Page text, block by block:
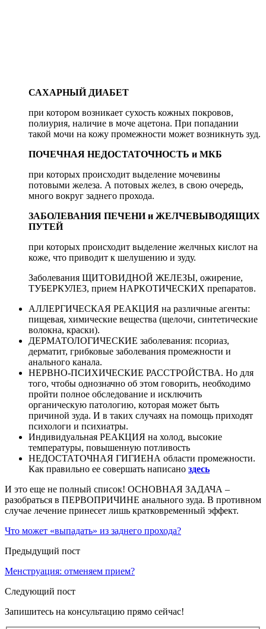
САХАРНЫЙ ДИАБЕТ
при котором возникает сухость кожных покровов,
полиурия, наличие в моче ацетона. При попадании
такой мочи на кожу промежности может возникнуть зуд.
ПОЧЕЧНАЯ НЕДОСТАТОЧНОСТЬ и МКБ
при которых происходит выделение мочевины
потовыми железа. А потовых желез, в свою очередь,
много вокруг заднего прохода.
ЗАБОЛЕВАНИЯ ПЕЧЕНИ и ЖЕЛЧЕВЫВОДЯЩИХ
ПУТЕЙ
при которых происходит выделение желчных кислот на
коже, что приводит к шелушению и зуду.
Заболевания ЩИТОВИДНОЙ ЖЕЛЕЗЫ, ожирение,
ТУБЕРКУЛЕЗ, прием НАРКОТИЧЕСКИХ препаратов.
АЛЛЕРГИЧЕСКАЯ РЕАКЦИЯ на различные агенты:
пищевая, химические вещества (щелочи, синтетические
волокна, краски).
ДЕРМАТОЛОГИЧЕСКИЕ заболевания: псориаз,
дерматит, грибковые заболевания промежности и
анального канала.
НЕРВНО-ПСИХИЧЕСКИЕ РАССТРОЙСТВА. Но для
того, чтобы однозначно об этом говорить, необходимо
пройти полное обследование и исключить
органическую патологию, которая может быть
причиной зуда. И в таких случаях на помощь приходят
психологи и психиатры.
Индивидуальная РЕАКЦИЯ на холод, высокие
температуры, повышенную потливость
НЕДОСТАТОЧНАЯ ГИГИЕНА области промежности.
Как правильно ее совершать написано здесь
И это еще не полный список! ОСНОВНАЯ ЗАДАЧА –
разобраться в ПЕРВОПРИЧИНЕ анального зуда. В противном
случае лечение принесет лишь кратковременный эффект.
Что может «выпадать» из заднего прохода?
Предыдущий пост
Менструация: отменяем прием?
Следующий пост
Запишитесь на консультацию прямо сейчас!